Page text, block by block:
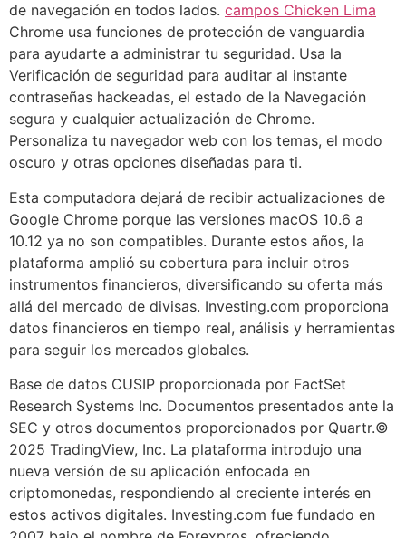
de navegación en todos lados. campos Chicken Lima
Chrome usa funciones de protección de vanguardia
para ayudarte a administrar tu seguridad. Usa la
Verificación de seguridad para auditar al instante
contraseñas hackeadas, el estado de la Navegación
segura y cualquier actualización de Chrome.
Personaliza tu navegador web con los temas, el modo
oscuro y otras opciones diseñadas para ti.
Esta computadora dejará de recibir actualizaciones de
Google Chrome porque las versiones macOS 10.6 a
10.12 ya no son compatibles. Durante estos años, la
plataforma amplió su cobertura para incluir otros
instrumentos financieros, diversificando su oferta más
allá del mercado de divisas. Investing.com proporciona
datos financieros en tiempo real, análisis y herramientas
para seguir los mercados globales.
Base de datos CUSIP proporcionada por FactSet
Research Systems Inc. Documentos presentados ante la
SEC y otros documentos proporcionados por Quartr.©
2025 TradingView, Inc. La plataforma introdujo una
nueva versión de su aplicación enfocada en
criptomonedas, respondiendo al creciente interés en
estos activos digitales. Investing.com fue fundado en